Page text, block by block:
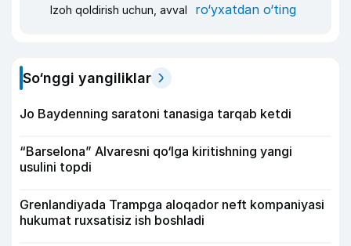
Izoh qoldirish uchun, avval ro‘yxatdan o‘ting
So‘nggi yangiliklar
Jo Baydenning saratoni tanasiga tarqab ketdi
“Barselona” Alvaresni qo‘lga kiritishning yangi
usulini topdi
Grenlandiyada Trampga aloqador neft kompaniyasi
hukumat ruxsatisiz ish boshladi